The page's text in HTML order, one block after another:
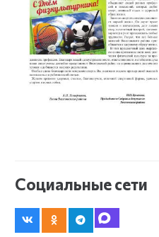
Социальные сети